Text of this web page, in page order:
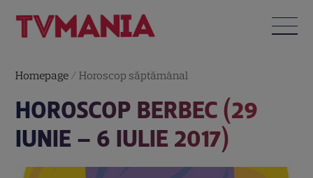
Homepage /Horoscop săptămânal
HOROSCOP BERBEC (29
IUNIE – 6 IULIE 2017)